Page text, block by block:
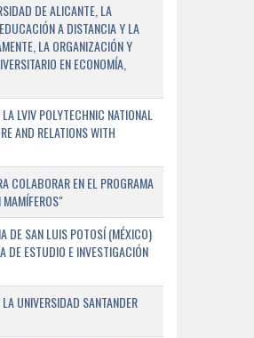
DE ALICANTE, LA
A DISTANCIA Y LA
LA ORGANIZACIÓN Y
EN ECONOMÍA,
LVIV POLYTECHNIC NATIONAL
AND RELATIONS WITH
COLABORAR EN EL PROGRAMA
DE SAN LUIS POTOSÍ (MÉXICO)
DE ESTUDIO E INVESTIGACIÓN
UNIVERSIDAD SANTANDER